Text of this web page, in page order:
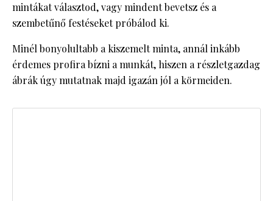
mintákat választod, vagy mindent bevetsz és a
szembetűnő festéseket próbálod ki.
Minél bonyolultabb a kiszemelt minta, annál inkább
érdemes profira bízni a munkát, hiszen a részletgazdag
ábrák úgy mutatnak majd igazán jól a körmeiden.